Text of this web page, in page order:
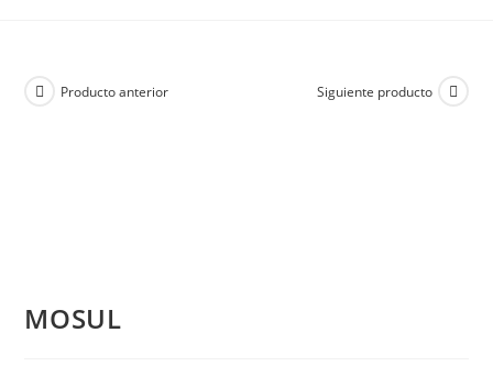
Producto anterior Siguiente producto
MOSUL